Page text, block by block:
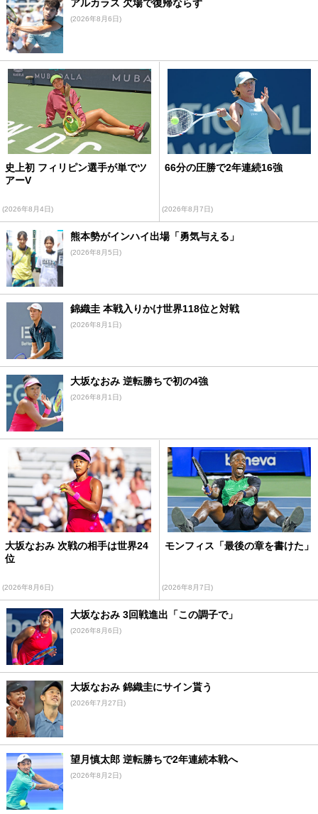
アルカラス 欠場で復帰ならず
(2026年8月6日)
史上初 フィリピン選手が単でツ
アーV
(2026年8月4日)
66分の圧勝で2年連続16強
(2026年8月7日)
熊本勢がインハイ出場「勇気与える」
(2026年8月5日)
錦織圭 本戦入りかけ世界118位と対戦
(2026年8月1日)
大坂なおみ 逆転勝ちで初の4強
(2026年8月1日)
大坂なおみ 次戦の相手は世界24
位
(2026年8月6日)
モンフィス「最後の章を書けた」
(2026年8月7日)
大坂なおみ 3回戦進出「この調子で」
(2026年8月6日)
大坂なおみ 錦織圭にサイン貰う
(2026年7月27日)
望月慎太郎 逆転勝ちで2年連続本戦へ
(2026年8月2日)